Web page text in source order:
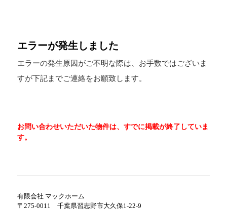
エラーが発生しました
エラーの発生原因がご不明な際は、お手数ではございま
すが下記までご連絡をお願致します。
お問い合わせいただいた物件は、すでに掲載が終了していま
す。
有限会社 マックホーム
〒275-0011 千葉県習志野市大久保1-22-9